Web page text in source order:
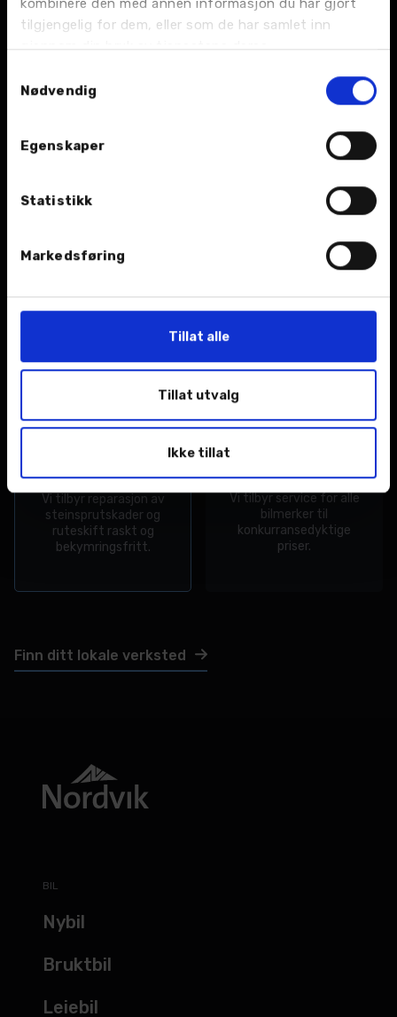
kombinere den med annen informasjon du har gjort
tilgjengelig for dem, eller som de har samlet inn
gjennom din bruk av tjenestene deres.
Nødvendig
Egenskaper
Statistikk
Markedsføring
Tillat alle
Tillat utvalg
Ikke tillat
Dekk
Vi hjelper deg med
Deler og tilbehør
Vi leverer et bredt
til gunstige priser.
Som bileier er du
er kontrollert og
godkjent innen fristen.
Med dyktige mekanikere
det aller meste innen
feilretting og reparasjon.
Vi tilbyr reparasjon av
steinsprutskader og
ruteskift raskt og
bekymringsfritt.
Vi tilbyr service for alle
bilmerker til
konkurransedyktige
priser.
Finn ditt lokale verksted
BIL
Nybil
Bruktbil
Leiebil